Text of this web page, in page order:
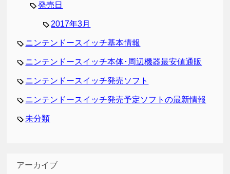
発売日
2017年3月
ニンテンドースイッチ基本情報
ニンテンドースイッチ本体･周辺機器最安値通販
ニンテンドースイッチ発売ソフト
ニンテンドースイッチ発売予定ソフトの最新情報
未分類
アーカイブ